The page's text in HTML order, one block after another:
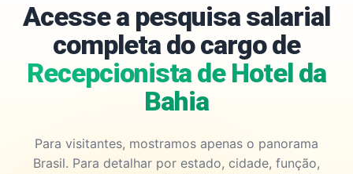
Acesse a pesquisa salarial
completa do cargo de
Recepcionista de Hotel da
Bahia
Para visitantes, mostramos apenas o panorama
Brasil. Para detalhar por estado, cidade, função,